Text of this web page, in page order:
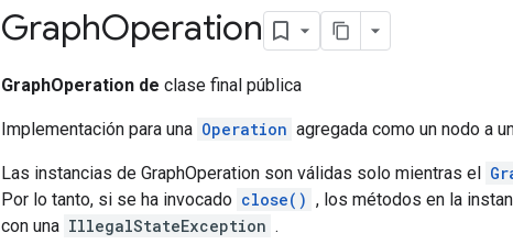
GraphOperation
GraphOperation de clase final pública
Implementación para una Operation agregada como un nodo a
Las instancias de GraphOperation son válidas solo mientras el
Por lo tanto, si se ha invocado close() , los métodos en la
con una IllegalStateException .